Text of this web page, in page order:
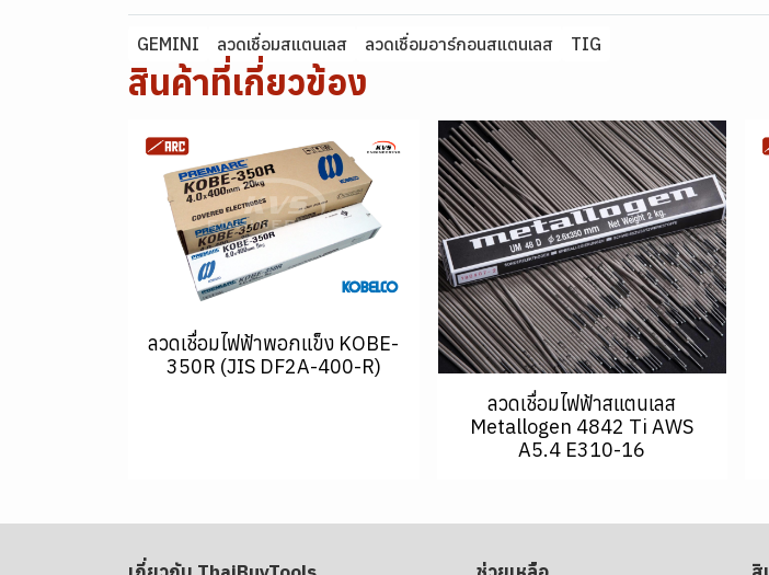
GEMINI ลวดเชื่อมสแตนเลส ลวดเชื่อมอาร์กอนสแตนเลส TIG
สินค้าที่เกี่ยวข้อง
ลวดเชื่อมไฟฟ้าพอกแข็ง KOBE-
350R (JIS DF2A-400-R)
ลวดเชื่อมไฟฟ้าสแตนเลส
Metallogen 4842 Ti AWS
A5.4 E310-16